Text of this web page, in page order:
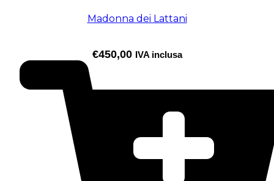
Madonna dei Lattani
€450,00 IVA inclusa